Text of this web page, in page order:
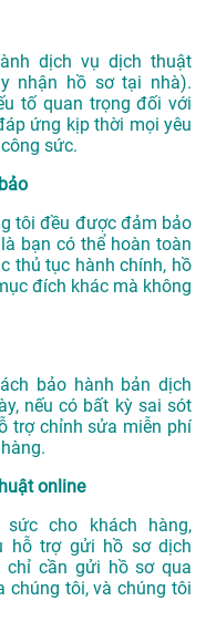
dịch vụ dịch thuật
nhận hồ sơ tại nhà).
tố quan trọng đối với
ứng kịp thời mọi yêu
sức.
tôi đều được đảm bảo
bạn có thể hoàn toàn
thủ tục hành chính, hồ
đích khác mà không
bảo hành bản dịch
nếu có bất kỳ sai sót
trợ chỉnh sửa miễn phí
online
cho khách hàng,
hỗ trợ gửi hồ sơ dịch
chỉ cần gửi hồ sơ qua
chúng tôi, và chúng tôi